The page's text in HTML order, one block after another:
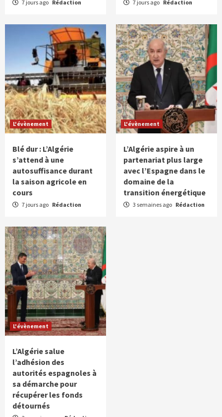
7 jours ago Rédaction 7 jours ago Rédaction
L'évènement
Blé dur : L’Algérie
s’attend à une
autosuffisance durant
la saison agricole en
cours
7 jours ago Rédaction
L'évènement
L’Algérie aspire à un
partenariat plus large
avec l’Espagne dans le
domaine de la
transition énergétique
3 semaines ago Rédaction
L'évènement
L’Algérie salue
l’adhésion des
autorités espagnoles à
sa démarche pour
récupérer les fonds
détournés